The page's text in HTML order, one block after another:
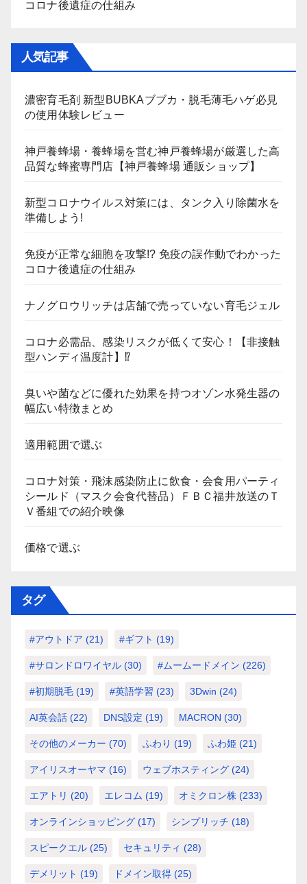
コロナ後遺症の仕組み
人気記事
濃密育毛剤 新型BUBKAブブカ・脱毛薄毛ハゲ必見
の使用体験レビュー
神戸養蜂場・養蜂場を営む神戸養蜂場が厳選した高
品質な蜂蜜専門店【神戸養蜂場 通販ショップ】
新型コロナウイルス対策には、タンク入り除菌水を
準備しよう!
免疫が正常な細胞を攻撃!? 免疫の誤作動でわかった
コロナ後遺症の仕組み
ナノグロウリッチは店舗で売っていない育毛ジェル
コロナ必需品、感染リスクが低くて安心！【非接触
型ハンディ温度計】⁉
臭いや菌などに優れた効果を持つオゾン水発生器の
幅広い特徴まとめ
適用範囲で選ぶ
コロナ対策・飛沫感染防止に飲食・会食用パーティ
シールド（マスク会食代替品）ＦＢＣ福井放送のＴ
Ｖ番組での紹介映像
価格で選ぶ
タグ
#アウトドア (21) #ギフト (19)
#サロンドロワイヤル (30) #ムームードメイン (226)
#初期脱毛 (19) #英語学習 (23) 3Dwin (24)
AI英会話 (22) DNS設定 (19) MACRON (30)
その他のメーカー (70) ふわり (19) ふわ姫 (21)
アイリスオーヤマ (16) ウェブホスティング (24)
エアトリ (20) エレコム (19) オミクロン株 (233)
オンラインショッピング (17) シンプリッチ (18)
スピークエル (25) セキュリティ (28)
デメリット (19) ドメイン取得 (25)